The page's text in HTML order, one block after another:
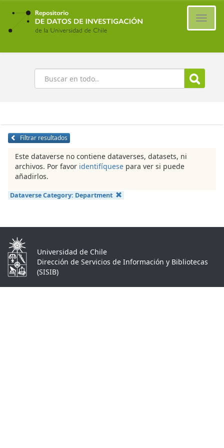
Ir
contenido
principal
Buscar
Filtrar resultados
Este dataverse no contiene dataverses, datasets, ni
archivos. Por favor identifíquese para ver si puede
añadirlos.
Dataverse Category: Department
Universidad de Chile
Dirección de Servicios de Información y Bibliotecas
(SISIB)